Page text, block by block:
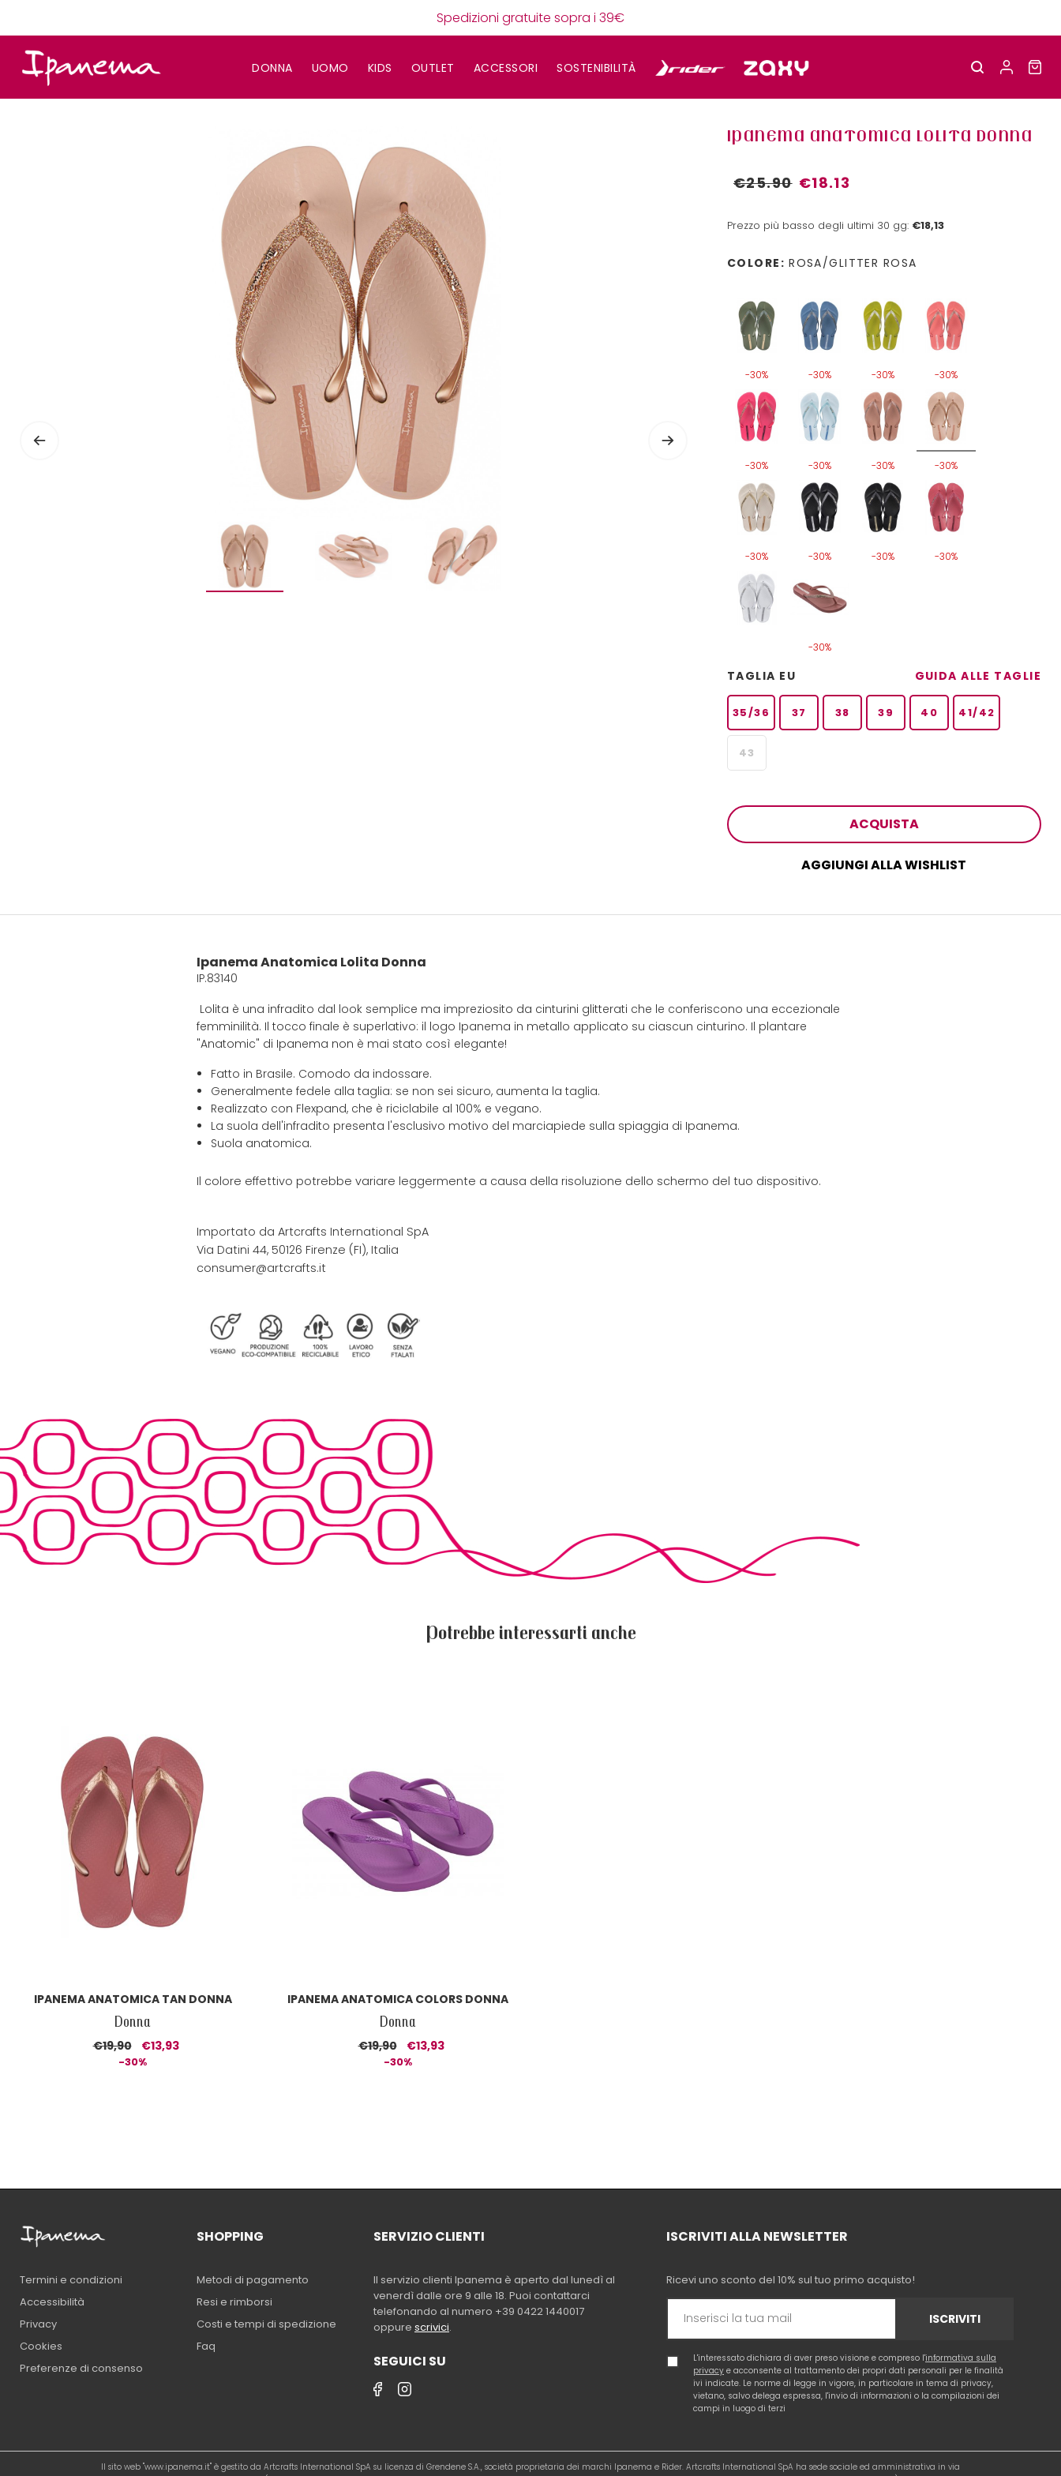
Spedizioni gratuite sopra i 39€
DONNA UOMO KIDS OUTLET ACCESSORI SOSTENIBILITÀ
IPANEMA ANATOMICA LOLITA DONNA
€25.90 €18.13
Prezzo più basso degli ultimi 30 gg: €18,13
COLORE: ROSA/GLITTER ROSA
-30% -30% -30% -30%
-30% -30% -30% -30%
-30% -30% -30% -30%
-30%
TAGLIA EU GUIDA ALLE TAGLIE
35/36 37 38 39 40 41/42
43
ACQUISTA
AGGIUNGI ALLA WISHLIST
Ipanema Anatomica Lolita Donna
IP.83140
Lolita è una infradito dal look semplice ma impreziosito da cinturini glitterati che le conferiscono una eccezionale
femminilità. Il tocco finale è superlativo: il logo Ipanema in metallo applicato su ciascun cinturino. Il plantare
"Anatomic" di Ipanema non è mai stato così elegante!
Fatto in Brasile. Comodo da indossare.
Generalmente fedele alla taglia: se non sei sicuro, aumenta la taglia.
Realizzato con Flexpand, che è riciclabile al 100% e vegano.
La suola dell'infradito presenta l'esclusivo motivo del marciapiede sulla spiaggia di Ipanema.
Suola anatomica.
Il colore effettivo potrebbe variare leggermente a causa della risoluzione dello schermo del tuo dispositivo.
Importato da Artcrafts International SpA
Via Datini 44, 50126 Firenze (FI), Italia
consumer@artcrafts.it
Potrebbe interessarti anche
IPANEMA ANATOMICA TAN DONNA
Donna
€19,90 €13,93
-30%
IPANEMA ANATOMICA COLORS DONNA
Donna
€19,90 €13,93
-30%
Termini e condizioni
Accessibilità
Privacy
Cookies
Preferenze di consenso
SHOPPING
Metodi di pagamento
Resi e rimborsi
Costi e tempi di spedizione
Faq
SERVIZIO CLIENTI
Il servizio clienti Ipanema è aperto dal lunedì al
venerdì dalle ore 9 alle 18. Puoi contattarci
telefonando al numero +39 0422 1440017
oppure scrivici.
SEGUICI SU
ISCRIVITI ALLA NEWSLETTER
Ricevi uno sconto del 10% sul tuo primo acquisto!
ISCRIVITI
L'interessato dichiara di aver preso visione e compreso l'informativa sulla
privacy e acconsente al trattamento dei propri dati personali per le finalità
ivi indicate. Le norme di legge in vigore, in particolare in tema di privacy,
vietano, salvo delega espressa, l'invio di informazioni o la compilazioni dei
campi in luogo di terzi
Il sito web "www.ipanema.it" è gestito da Artcrafts International SpA su licenza di Grendene S.A., società proprietaria dei marchi Ipanema e Rider. Artcrafts International SpA ha sede sociale ed amministrativa in via